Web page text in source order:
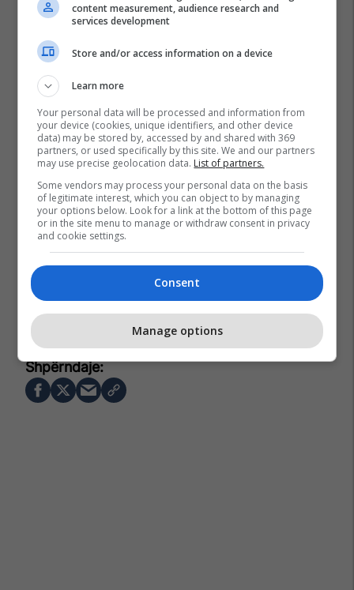
Vetting
Vitore Tusha
content measurement, audience research and
services development
Store and/or access information on a device
Learn more
Your personal data will be processed and information from
your device (cookies, unique identifiers, and other device
data) may be stored by, accessed by and shared with 369
partners, or used specifically by this site. We and our partners
may use precise geolocation data. List of partners.
Some vendors may process your personal data on the basis
of legitimate interest, which you can object to by managing
your options below. Look for a link at the bottom of this page
or in the site menu to manage or withdraw consent in privacy
and cookie settings.
Consent
Manage options